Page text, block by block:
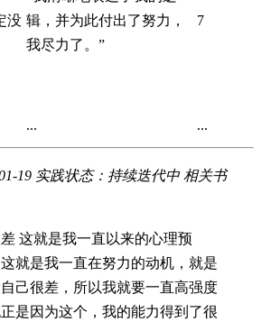
没 辑，并为此付出了努力，
我尽力了。”
7
... ...
19 实践状态：持续迭代中 相关书
这就是我一直以来的心理预
就是我一直在努力的动机，就是
己很差，所以我就要一直高强度
是因为这个，我的能力得到了很